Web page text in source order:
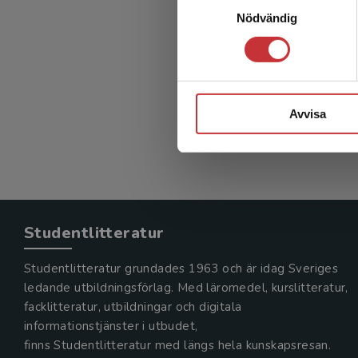
Nödvändig
Avvisa
Studentlitteratur
Studentlitteratur grundades 1963 och är idag Sveriges
ledande utbildningsförlag. Med läromedel, kurslitteratur,
facklitteratur, utbildningar och digitala
informationstjänster i utbudet,
finns Studentlitteratur med längs hela kunskapsresan.